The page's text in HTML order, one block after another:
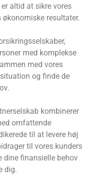
altid at sikre vores
økonomiske resultater.
med komplekse
med vores
og finde de
kombinerer
omfattende
til at levere høj
til vores kunders
dine finansielle behov
dig.